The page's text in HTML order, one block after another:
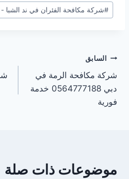
#شركة مكافحة الفئران في ند الشبا - دبي
تصفّح
المقالات
السابق
شركة مكافحة الرمة في
دبي 0564777188 خدمة
فورية
موضوعات ذات صلة